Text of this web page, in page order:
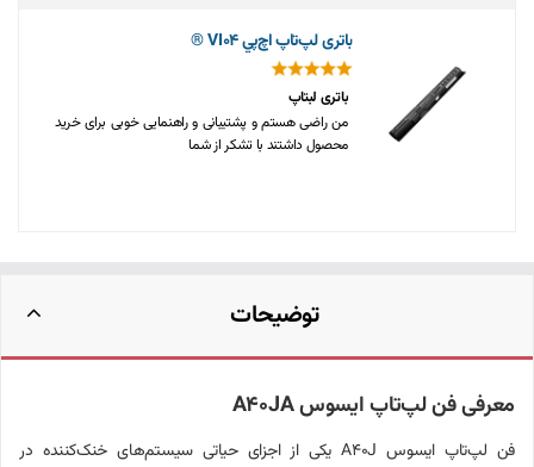
باتری لپ‌تاپ اچ‌پي VI04 ®
باترى لبتاپ
من راضى هستم و پشتيبانى و راهنمايى خوبى براى خريد
محصول داشتند با تشكر از شما
توضیحات
معرفی فن لپ‌تاپ ایسوس A40JA
فن لپ‌تاپ ایسوس A40J یکی از اجزای حیاتی سیستم‌های خنک‌کننده در